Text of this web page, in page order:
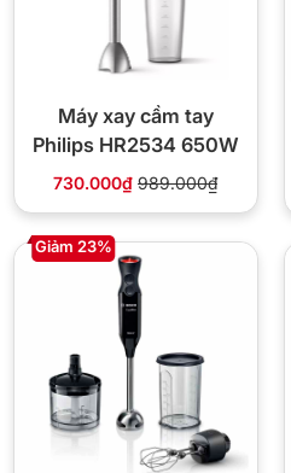
Máy xay cầm tay
Philips HR2534 650W
730.000₫ 989.000₫
Giảm 23%